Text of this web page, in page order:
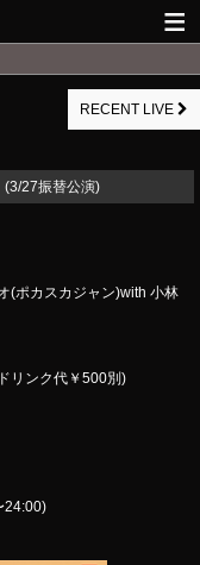
RECENT LIVE
(3/27振替公演)
(ポカスカジャン)with 小林
リンク代￥500別)
24:00)